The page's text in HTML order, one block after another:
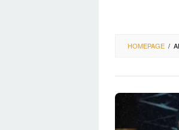
HOMEPAGE /